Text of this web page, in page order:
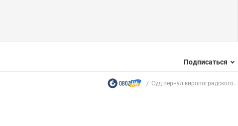
Подписаться
Суд вернул кировоградского...